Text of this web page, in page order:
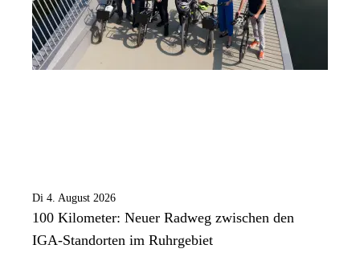
Di 4. August 2026
100 Kilometer: Neuer Radweg zwischen den
IGA-Standorten im Ruhrgebiet